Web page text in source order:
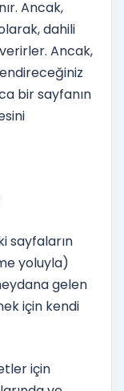
Ancak,
dahili
Ancak,
bir sayfanın
sayfaların
yoluyla)
gelen
için kendi
için